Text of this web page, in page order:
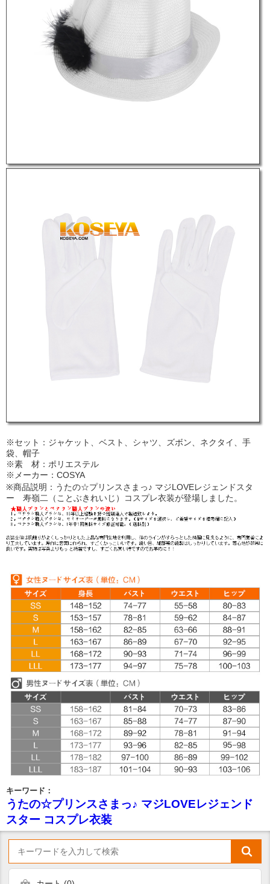
※セット：ジャケット、ベスト、シャツ、ズボン、ネクタイ、手
袋、帽子
※素 材：ポリエステル
※メーカー：COSYA
※商品説明：うたの☆プリンスさまっ♪ マジLOVEレジェンドスタ
ー 寿嶺二（ことぶきれいじ）コスプレ衣装が登場しました。
キーワード：
うたの☆プリンスさまっ♪ マジLOVEレジェンド
スター コスプレ衣装